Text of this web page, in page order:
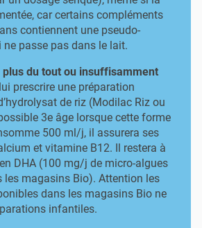
car certains compléments
contiennent une pseudo-
passe pas dans le lait.
plus du tout ou insuffisamment
prescrire une préparation
de riz (Modilac Riz ou
3e âge lorsque cette forme
500 ml/j, il assurera ses
et vitamine B12. Il restera à
DHA (100 mg/j de micro-algues
les magasins Bio). Attention les
dans les magasins Bio ne
infantiles.